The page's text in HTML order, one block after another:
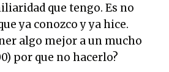
que tengo. Es no
ya conozco y ya hice.
algo mejor a un mucho
por que no hacerlo?